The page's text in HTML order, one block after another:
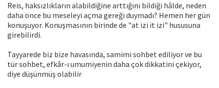
Reis, haksızlıkların alabildiğine arttığını bildiği hâlde, neden
daha önce bu meseleyi açma gereği duymadı? Hemen her gün
konuşuyor. Konuşmasının birinde de "at izi it izi" hususuna
girebilirdi.
Tayyarede biz bize havasında, samimi sohbet ediliyor ve bu
tür sohbet, efkâr-ı umumiyenin daha çok dikkatini çekiyor,
diye düşünmüş olabilir